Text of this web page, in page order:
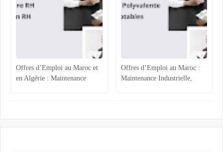
Offres d’Emploi au Maroc et
en Algérie : Maintenance
Offres d’Emploi au Maroc :
Maintenance Industrielle,